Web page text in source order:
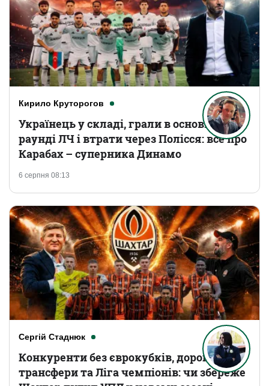
Кирило Круторогов
6 серпня 08:13
Українець у складі, грали в основному
раунді ЛЧ і втрати через Полісся: все про
Карабах – суперника Динамо
Сергій Стаднюк
Конкуренти без єврокубків, дорогі
трансфери та Ліга чемпіонів: чи збереже